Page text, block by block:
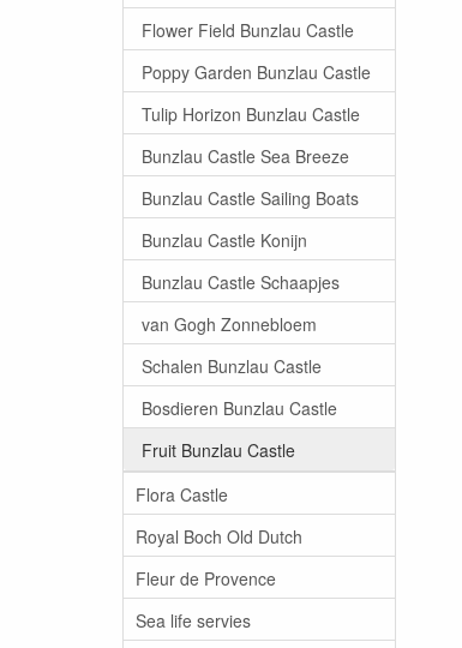
Flower Field Bunzlau Castle
Poppy Garden Bunzlau Castle
Tulip Horizon Bunzlau Castle
Bunzlau Castle Sea Breeze
Bunzlau Castle Sailing Boats
Bunzlau Castle Konijn
Bunzlau Castle Schaapjes
van Gogh Zonnebloem
Schalen Bunzlau Castle
Bosdieren Bunzlau Castle
Fruit Bunzlau Castle
Flora Castle
Royal Boch Old Dutch
Fleur de Provence
Sea life servies